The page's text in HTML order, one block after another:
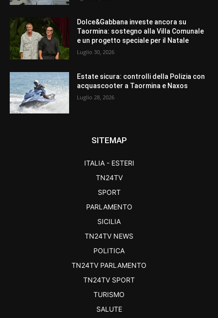
Dolce&Gabbana investe ancora su
Taormina: sostegno alla Villa Comunale
e un progetto speciale per il Natale
Luglio 30, 2026
Estate sicura: controlli della Polizia con
acquascooter a Taormina e Naxos
Luglio 28, 2026
SITEMAP
ITALIA - ESTERI
TN24TV
SPORT
PARLAMENTO
SICILIA
TN24TV NEWS
POLITICA
TN24TV PARLAMENTO
TN24TV SPORT
TURISMO
SALUTE